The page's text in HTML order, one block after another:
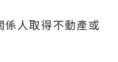
人取得不動產或